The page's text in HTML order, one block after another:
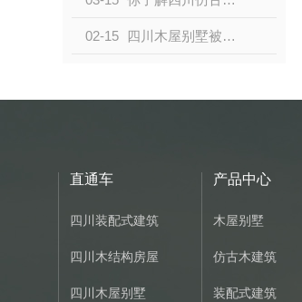
02-15 四川木屋别墅被人们选择的原因有哪些呢
直通车
四川装配式建筑
四川木结构房屋
四川木屋别墅
产品中心
木屋别墅
仿古木建筑
装配式建筑